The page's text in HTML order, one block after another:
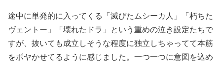
途中に単発的に入ってくる「滅びたムシーカ人」「朽ちた
ヴェントー」「壊れたドラ」という重めの泣き設定たちで
すが、抜いても成立しそうな程度に独立しちゃってて本筋
をボヤかせてるように感じました。一つ一つに意図を込め